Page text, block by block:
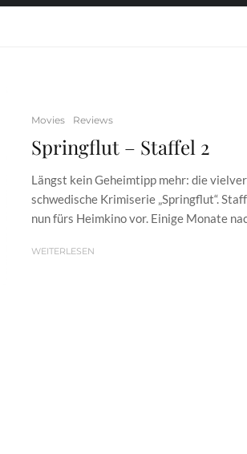
Movies Reviews
Springflut – Staffel 2
Längst kein Geheimtipp mehr: die
schwedische Krimiserie „Springflut“.
nun fürs Heimkino vor. Einige Monate
WEITERLESEN